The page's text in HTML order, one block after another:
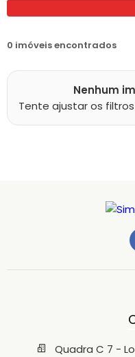
0 imóveis encontrados
Nenhum
Tente ajustar os
Quadra C 7 -